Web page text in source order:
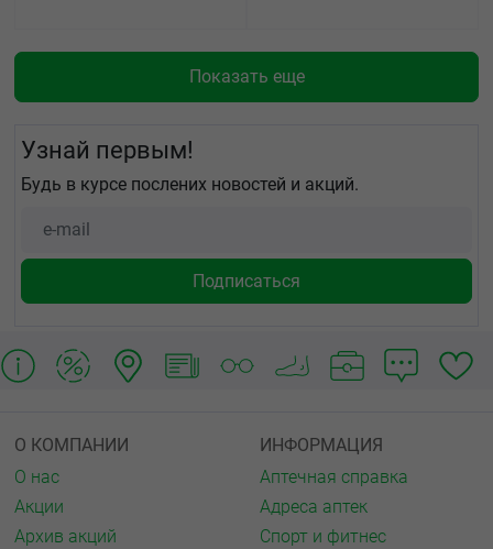
Показать еще
Узнай первым!
Будь в курсе послених новостей и акций.
О КОМПАНИИ
О нас
Акции
Архив акций
ИНФОРМАЦИЯ
Аптечная справка
Адреса аптек
Спорт и фитнес